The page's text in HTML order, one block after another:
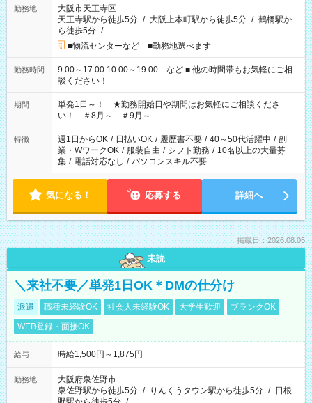
勤務地
大阪市天王寺区
天王寺駅から徒歩5分 / 大阪上本町駅から徒歩5分 / 鶴橋駅か
ら徒歩5分 / …
■物流センターなど ■勤務地選べます
勤務時間
9:00～17:00 10:00～19:00 など ■ 他の時間帯もお気軽にご相
談ください！
期間
単発1日～！ ★勤務開始日や期間はお気軽にご相談くださ
い！ ＃8月～ ＃9月～
特徴 週1日からOK / 日払いOK / 履歴書不要 / 40～50代活躍中 / 副
業・WワークOK / 服装自由 / シフト勤務 / 10名以上の大量募
集 / 電話対応なし / パソコンスキル不要
気になる！ 応募する 詳細へ
掲載日：2026.08.05
未読
＼来社不要／単発1日OK＊DMの仕分け
派遣 職種未経験OK 社会人未経験OK 大学生歓迎
ブランクOK
WEB登録・面接OK
給与 時給1,500円～1,875円
勤務地
大阪府泉佐野市
泉佐野駅から徒歩5分 / りんくうタウン駅から徒歩5分 / 日根